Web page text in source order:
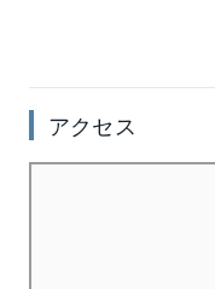
アクセス